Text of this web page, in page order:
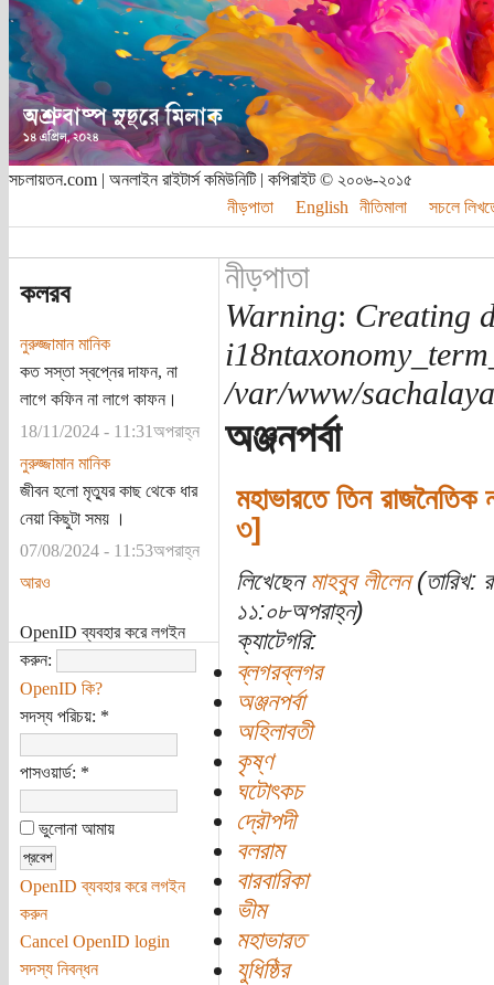
সচলায়তন.com | অনলাইন রাইটার্স কমিউনিটি | কপিরাইট © ২০০৬-২০১৫
নীড়পাতা
English নীতিমালা সচলে
কলরব
নুরুজ্জামান মানিক
কত সস্তা স্বপ্নের দাফন, না
লাগে কফিন না লাগে কাফন।
18/11/2024 - 11:31অপরাহ্ন
নুরুজ্জামান মানিক
জীবন হলো মৃত্যুর কাছ থেকে ধার
নেয়া কিছুটা সময় ।
07/08/2024 - 11:53অপরাহ্ন
আরও
OpenID ব্যবহার করে লগইন
করুন:
OpenID কি?
সদস্য পরিচয়: *
পাসওয়ার্ড: *
ভুলোনা আমায়
OpenID ব্যবহার করে লগইন
করুন
Cancel OpenID login
সদস্য নিবন্ধন
নীড়পাতা
Warning: Creating
/var/www/
অঞ্জনপর্বা
মহাভারতে তিন
৩]
লিখেছেন মাহবুব লীলেন(তারিখ:
১১:০৮অপরাহ্ন)
ক্যাটেগরি:
ব্লগরব্লগর
অঞ্জনপর্বা
অহিলাবতী
কৃষ্ণ
ঘটোৎকচ
দ্রৌপদী
বলরাম
বারবারিকা
ভীম
মহাভারত
যুধিষ্ঠির